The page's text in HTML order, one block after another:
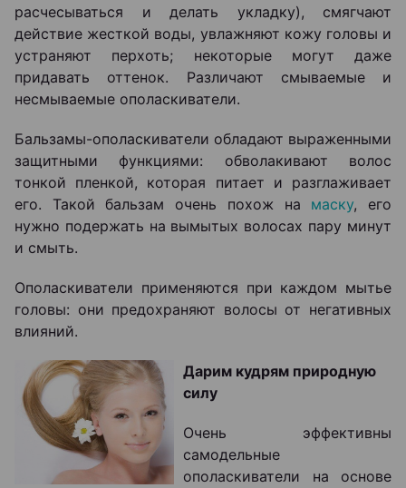
расчесываться и делать укладку), смягчают
действие жесткой воды, увлажняют кожу головы и
устраняют перхоть; некоторые могут даже
придавать оттенок. Различают смываемые и
несмываемые ополаскиватели.
Бальзамы-ополаскиватели обладают выраженными
защитными функциями: обволакивают волос
тонкой пленкой, которая питает и разглаживает
его. Такой бальзам очень похож на маску, его
нужно подержать на вымытых волосах пару минут
и смыть.
Ополаскиватели применяются при каждом мытье
головы: они предохраняют волосы от негативных
влияний.
Дарим кудрям природную
силу
Очень эффективны
самодельные
ополаскиватели на основе